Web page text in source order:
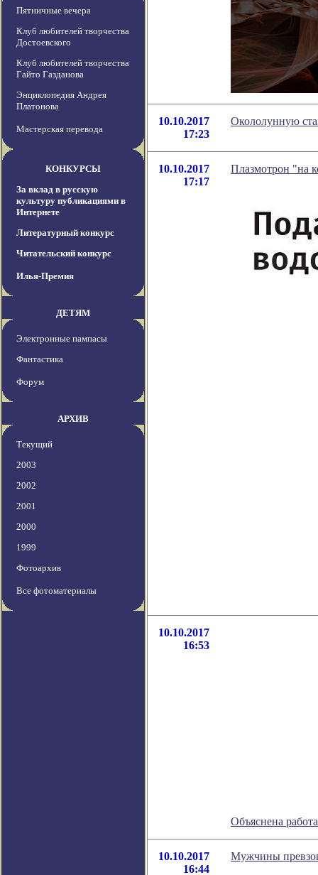
Пятничные вечера
Клуб любителей творчества
Достоевского
Клуб любителей творчества
Гайто Газданова
Энциклопедия Андрея
Платонова
Мастерская перевода
КОНКУРСЫ
За вклад в русскую
культуру публикациями в
Интернете
Литературный конкурс
Читательский конкурс
Илья-Премия
ДЕТЯМ
Электронные пампасы
Фантастика
Форум
АРХИВ
Текущий
2003
2002
2001
2000
1999
Фотоархив
Все фотоматериалы
10.10.2017
17:23
Окололунную
10.10.2017
17:17
Плазмотрон "на
10.10.2017
16:53
Объяснена
10.10.2017
16:44
Мужчины